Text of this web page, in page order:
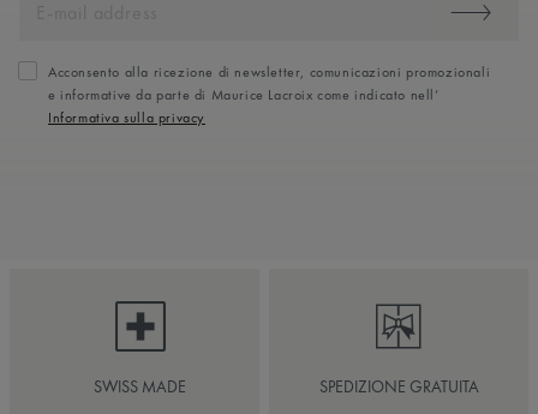
Acconsento alla ricezione di newsletter, comunicazioni promozionali
e informative da parte di Maurice Lacroix come indicato nell’
Informativa sulla privacy
SWISS MADE SPEDIZIONE GRATUITA